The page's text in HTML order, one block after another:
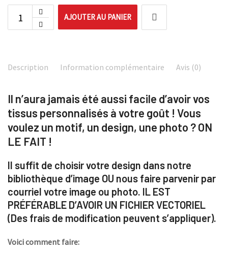
AJOUTER AU PANIER
Description Information complémentaire Avis (0)
Il n’aura jamais été aussi facile d’avoir vos
tissus personnalisés à votre goût ! Vous
voulez un motif, un design, une photo ? ON
LE FAIT !
Il suffit de choisir votre design dans notre
bibliothèque d’image OU nous faire parvenir par
courriel votre image ou photo. IL EST
PRÉFÉRABLE D’AVOIR UN FICHIER VECTORIEL
(Des frais de modification peuvent s’appliquer).
Voici comment faire: